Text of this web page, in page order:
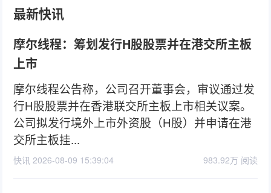
最新快讯
摩尔线程：筹划发行H股股票并在港交所主板
上市
摩尔线程公告称，公司召开董事会，审议通过发
行H股股票并在香港联交所主板上市相关议案。
公司拟发行境外上市外资股（H股）并申请在港
交所主板挂...
快讯 2026-08-09 15:39:04 983.92万 阅读